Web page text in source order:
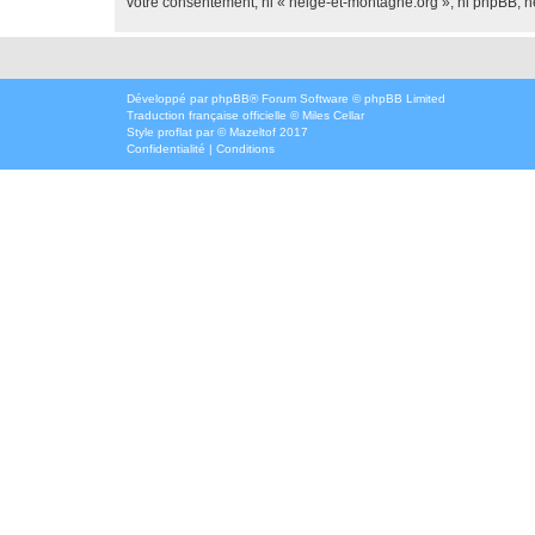
Développé par phpBB® Forum Software © phpBB Limited
Traduction française officielle ©Miles Cellar
Style proflat par ©Mazeltof 2017
Confidentialité | Conditions